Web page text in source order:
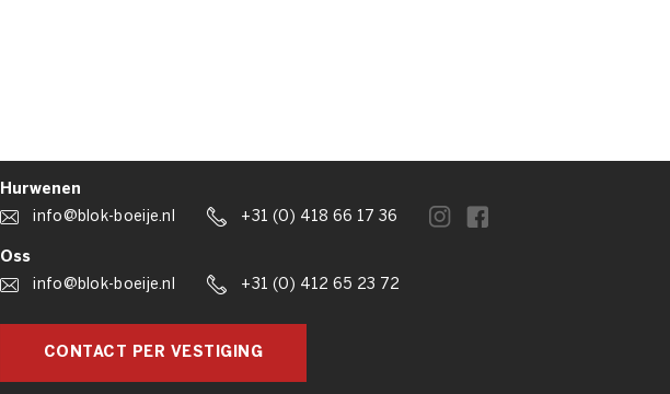
Hurwenen
info@blok-boeije.nl
+31 (0) 418 66 17 36
Oss
info@blok-boeije.nl
+31 (0) 412 65 23 72
CONTACT PER VESTIGING